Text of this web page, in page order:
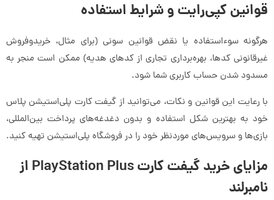
قوانین کپی‌رایت و شرایط استفاده
هرگونه سوءاستفاده یا نقض قوانین سونی (برای مثال، خریدوفروش
غیرقانونی کدها، بهره‌برداری تجاری از کدهای هدیه) ممکن است منجر به
مسدود شدن حساب کاربری شما شود.
با رعایت این قوانین و نکات، می‌توانید از گیفت کارت پلی‌استیشن پلاس
خود به بهترین شکل استفاده و بدون دغدغه‌های پرداخت بین‌المللی،
بازی‌ها و سرویس‌های موردنظر خود را در فروشگاه پلی‌استیشن تهیه کنید.
مزایای خرید گیفت کارت PlayStation Plus از
نامبرلند